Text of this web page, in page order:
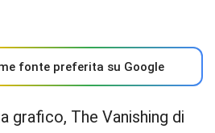
fonte preferita su Google
grafico, The Vanishing di